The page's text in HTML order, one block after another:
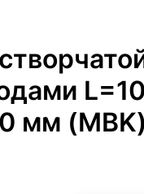
мм (MBK)